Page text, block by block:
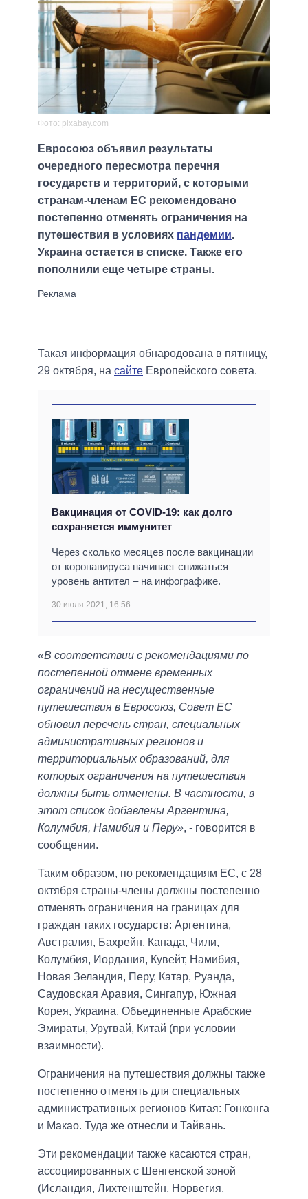
Фото: pixabay.com
Евросоюз объявил результаты
очередного пересмотра перечня
государств и территорий, с которыми
странам-членам ЕС рекомендовано
постепенно отменять ограничения на
путешествия в условиях пандемии.
Украина остается в списке. Также его
пополнили еще четыре страны.
Такая информация обнародована в пятницу,
29 октября, на сайте Европейского совета.
Вакцинация от COVID-19: как долго
сохраняется иммунитет
Через сколько месяцев после вакцинации
от коронавируса начинает снижаться
уровень антител – на инфографике.
30 июля 2021, 16:56
«В соответствии с рекомендациями по
постепенной отмене временных
ограничений на несущественные
путешествия в Евросоюз, Совет ЕС
обновил перечень стран, специальных
административных регионов и
территориальных образований, для
которых ограничения на путешествия
должны быть отменены. В частности, в
этот список добавлены Аргентина,
Колумбия, Намибия и Перу», - говорится в
сообщении.
Таким образом, по рекомендациям ЕС, с 28
октября страны-члены должны постепенно
отменять ограничения на границах для
граждан таких государств: Аргентина,
Австралия, Бахрейн, Канада, Чили,
Колумбия, Иордания, Кувейт, Намибия,
Новая Зеландия, Перу, Катар, Руанда,
Саудовская Аравия, Сингапур, Южная
Корея, Украина, Объединенные Арабские
Эмираты, Уругвай, Китай (при условии
взаимности).
Ограничения на путешествия должны также
постепенно отменять для специальных
административных регионов Китая: Гонконга
и Макао. Туда же отнесли и Тайвань.
Эти рекомендации также касаются стран,
ассоциированных с Шенгенской зоной
(Исландия, Лихтенштейн, Норвегия,